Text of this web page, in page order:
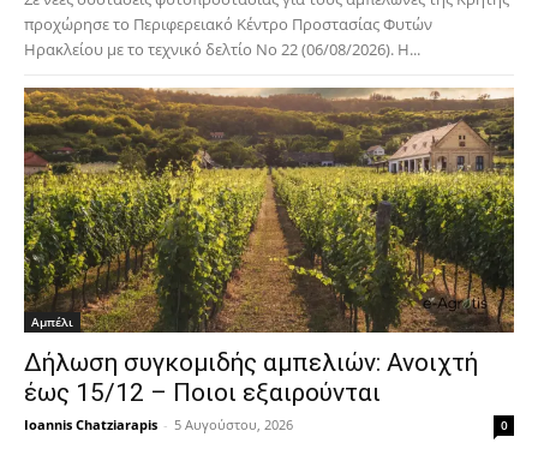
προχώρησε το Περιφερειακό Κέντρο Προστασίας Φυτών
Ηρακλείου με το τεχνικό δελτίο Νο 22 (06/08/2026). Η...
Αμπέλι
Δήλωση συγκομιδής αμπελιών: Ανοιχτή
έως 15/12 – Ποιοι εξαιρούνται
Ioannis Chatziarapis - 5 Αυγούστου, 2026 0